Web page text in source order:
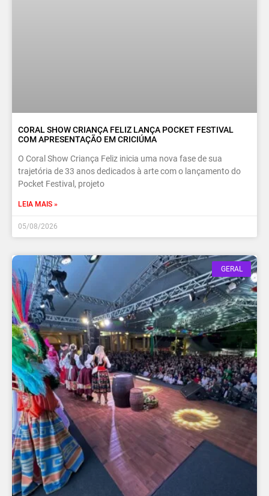
CORAL SHOW CRIANÇA FELIZ LANÇA POCKET FESTIVAL
COM APRESENTAÇÃO EM CRICIÚMA
O Coral Show Criança Feliz inicia uma nova fase de sua
trajetória de 33 anos dedicados à arte com o lançamento do
Pocket Festival, projeto
LEIA MAIS »
05/08/2026
GERAL